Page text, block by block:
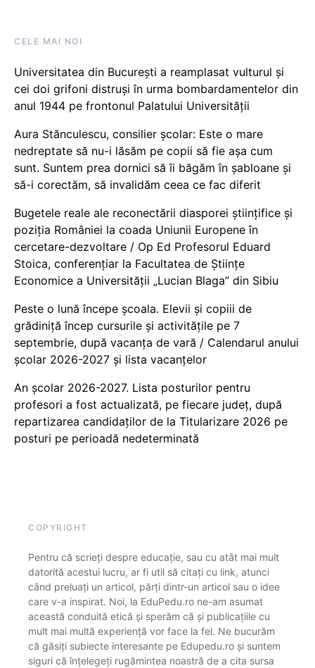
CELE MAI NOI
Universitatea din București a reamplasat vulturul și
cei doi grifoni distruși în urma bombardamentelor din
anul 1944 pe frontonul Palatului Universității
Aura Stănculescu, consilier școlar: Este o mare
nedreptate să nu-i lăsăm pe copii să fie așa cum
sunt. Suntem prea dornici să îi băgăm în șabloane și
să-i corectăm, să invalidăm ceea ce fac diferit
Bugetele reale ale reconectării diasporei științifice și
poziția României la coada Uniunii Europene în
cercetare-dezvoltare / Op Ed Profesorul Eduard
Stoica, conferențiar la Facultatea de Științe
Economice a Universității „Lucian Blaga” din Sibiu
Peste o lună începe școala. Elevii și copiii de
grădiniță încep cursurile și activitățile pe 7
septembrie, după vacanța de vară / Calendarul anului
școlar 2026-2027 și lista vacanțelor
An școlar 2026-2027. Lista posturilor pentru
profesori a fost actualizată, pe fiecare județ, după
repartizarea candidaților de la Titularizare 2026 pe
posturi pe perioadă nedeterminată
COPYRIGHT
Pentru că scrieți despre educație, sau cu atât mai mult
datorită acestui lucru, ar fi util să citați cu link, atunci
când preluați un articol, părți dintr-un articol sau o idee
care v-a inspirat. Noi, la EduPedu.ro ne-am asumat
această conduită etică și sperăm că și publicațiile cu
mult mai multă experiență vor face la fel. Ne bucurăm
că găsiți subiecte interesante pe Edupedu.ro și suntem
siguri că înțelegeți rugămintea noastră de a cita sursa